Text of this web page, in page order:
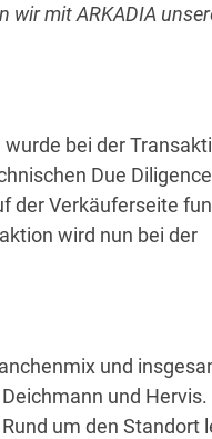
wir mit ARKADIA
bei der
Due Diligence
der Verkäuferseite
wird nun bei der
und
und Hervis.
um den Standort